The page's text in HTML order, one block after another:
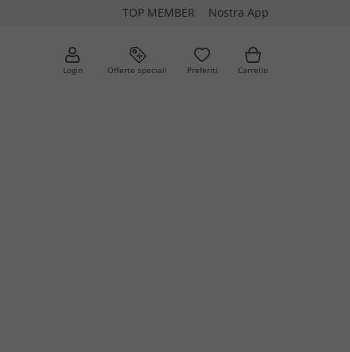
TOP MEMBER Nostra App
Login Offerte speciali Preferiti Carrello